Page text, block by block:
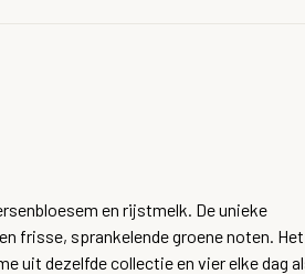
en rijstmelk. De unieke
frisse, sprankelende groene noten.
uit dezelfde collectie en vier elke dag